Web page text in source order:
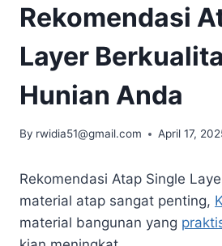
Rekomendasi
Layer
Hunian Anda
By rwidia51@gmail.com April 17,
Rekomendasi Atap Single
material atap sangat penting,
material bangunan yang